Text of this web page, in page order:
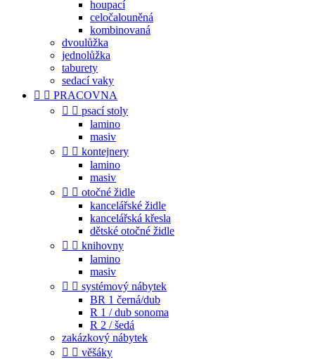
houpací
celočalouněná
kombinovaná
dvoulůžka
jednolůžka
taburety
sedací vaky
  PRACOVNA
  psací stoly
lamino
masiv
  kontejnery
lamino
masiv
  otočné židle
kancelářské židle
kancelářská křesla
dětské otočné židle
  knihovny
lamino
masiv
  systémový nábytek
BR 1 černá/dub
R 1 / dub sonoma
R 2 / šedá
zakázkový nábytek
  věšáky